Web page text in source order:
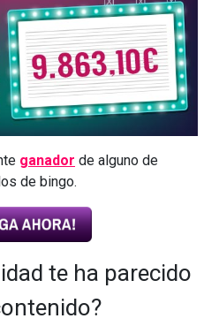
ganador de alguno de
de bingo.
te ha parecido